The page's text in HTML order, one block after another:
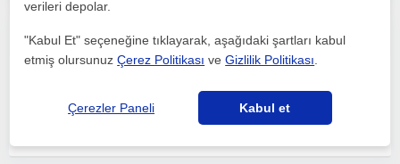
İngilizceyi temelden güçlü bir şekilde öğrenin
Ankara Sehri
verileri depolar.
"Kabul Et" seçeneğine tıklayarak, aşağıdaki şartları kabul
etmiş olursunuzÇerez Politikası veGizlilik Politikası
Çerezler Paneli Kabul et